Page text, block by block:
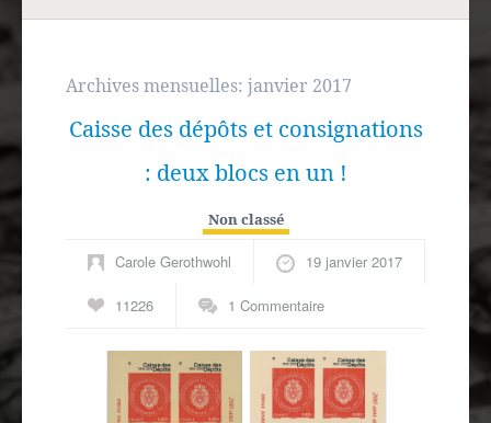
Expression française
Europe
Autres spécialités
Archives mensuelles: janvier 2017
Caisse des dépôts et consignations
: deux blocs en un !
Non classé
Carole Gerothwohl 19 janvier 2017
11226 1 Commentaire